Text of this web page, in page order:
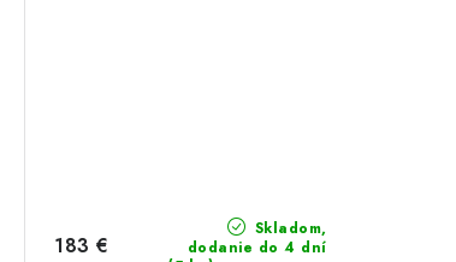
Skladom,
dodanie do 4 dní
183 €